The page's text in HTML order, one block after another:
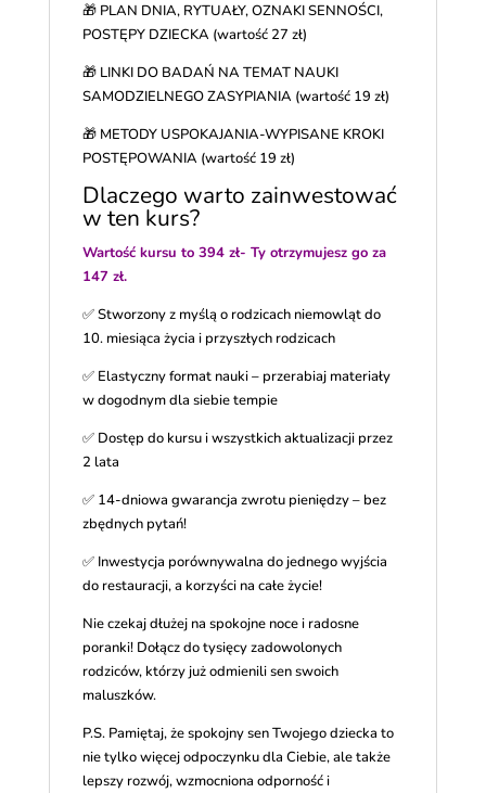
🎁 PLAN DNIA, RYTUAŁY, OZNAKI SENNOŚCI,
POSTĘPY DZIECKA (wartość 27 zł)
🎁 LINKI DO BADAŃ NA TEMAT NAUKI
SAMODZIELNEGO ZASYPIANIA (wartość 19 zł)
🎁 METODY USPOKAJANIA-WYPISANE KROKI
POSTĘPOWANIA (wartość 19 zł)
Dlaczego warto zainwestować
w ten kurs?
Wartość kursu to 394 zł- Ty otrzymujesz go za
147 zł.
✅ Stworzony z myślą o rodzicach niemowląt do
10. miesiąca życia i przyszłych rodzicach
✅ Elastyczny format nauki – przerabiaj materiały
w dogodnym dla siebie tempie
✅ Dostęp do kursu i wszystkich aktualizacji przez
2 lata
✅ 14-dniowa gwarancja zwrotu pieniędzy – bez
zbędnych pytań!
✅ Inwestycja porównywalna do jednego wyjścia
do restauracji, a korzyści na całe życie!
Nie czekaj dłużej na spokojne noce i radosne
poranki! Dołącz do tysięcy zadowolonych
rodziców, którzy już odmienili sen swoich
maluszków.
P.S. Pamiętaj, że spokojny sen Twojego dziecka to
nie tylko więcej odpoczynku dla Ciebie, ale także
lepszy rozwój, wzmocniona odporność i